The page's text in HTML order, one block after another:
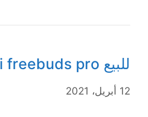
للبيع Huawei freebuds pro
12 أبريل، 2021